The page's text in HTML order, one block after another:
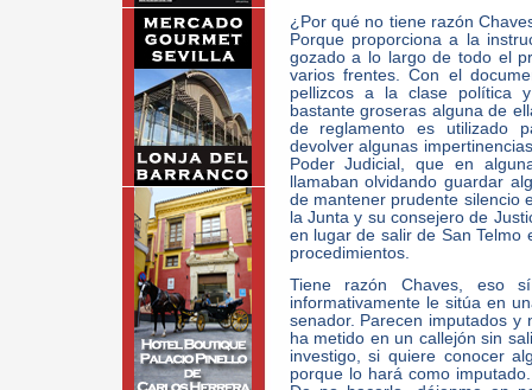
¿Por qué no tiene razón
Porque proporciona a la
gozado a lo largo de todo el
varios frentes. Con el
pellizcos a la clase política
bastante groseras alguna de
de reglamento es utilizado
devolver algunas
Poder Judicial, que en
llamaban olvidando guardar
de mantener prudente silencio
la Junta y su consejero de
en lugar de salir de San Telmo
procedimientos.
Tiene razón Chaves, eso
informativamente le sitúa en
senador. Parecen imputados y
ha metido en un callejón sin
investigo, si quiere conocer
porque lo hará como